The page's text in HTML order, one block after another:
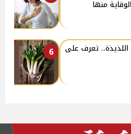
منها
6
تعرف على